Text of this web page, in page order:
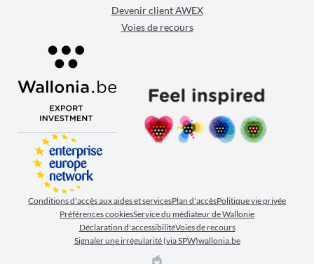
Devenir client AWEX
Voies de recours
Conditions d'accès aux aides et servicesPlan d'accèsPolitique vie privée
Préférences cookiesService du médiateur de Wallonie
Déclaration d'accessibilitéVoies de recours
Signaler une irrégularité (via SPW)wallonia.be